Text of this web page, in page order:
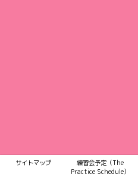
サイトマップ
練習会予定（The
Practice Schedule）